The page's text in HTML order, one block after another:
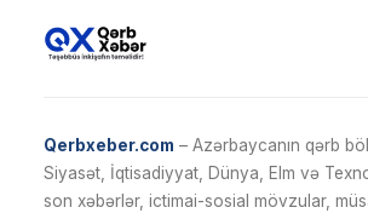
Qerbxeber.com – Azərbaycanın qərb
Siyasət, İqtisadiyyat, Dünya, Elm və
son xəbərlər, ictimai-sosial mövzular,